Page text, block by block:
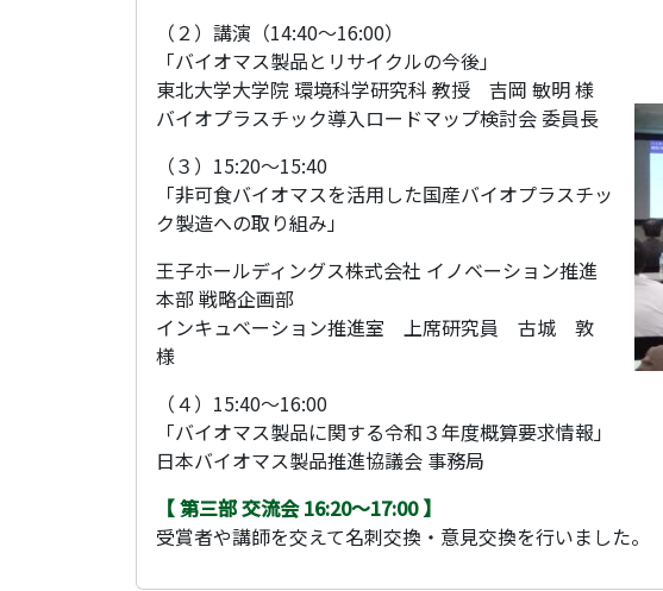
（２）講演（14:40～16:00）
「バイオマス製品とリサイクルの今後」
東北大学大学院 環境科学研究科 教授 吉岡 敏明 様
バイオプラスチック導入ロードマップ検討会 委員長
（３）15:20～15:40
「非可食バイオマスを活用した国産バイオプラスチッ
ク製造への取り組み」
王子ホールディングス株式会社 イノベーション推進
本部 戦略企画部
インキュベーション推進室 上席研究員 古城 敦
様
（４）15:40～16:00
「バイオマス製品に関する令和３年度概算要求情報」
日本バイオマス製品推進協議会 事務局
【 第三部 交流会 16:20～17:00 】
受賞者や講師を交えて名刺交換・意見交換を行いました。